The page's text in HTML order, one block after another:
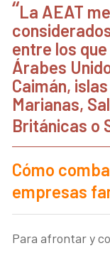
La AEAT
entre los
Árabes
Caimán,
Marianas,
Británicas o
Cómo
empresas
Para afrontar y